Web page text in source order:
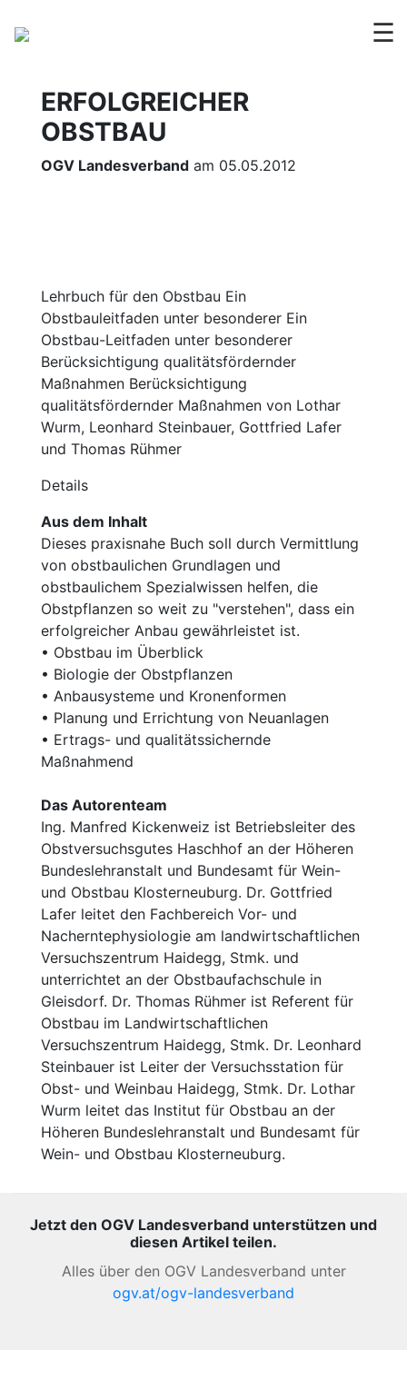
☰
ERFOLGREICHER
OBSTBAU
OGV Landesverband am 05.05.2012
Lehrbuch für den Obstbau Ein
Obstbauleitfaden unter besonderer Ein
Obstbau-Leitfaden unter besonderer
Berücksichtigung qualitätsfördernder
Maßnahmen Berücksichtigung
qualitätsfördernder Maßnahmen von Lothar
Wurm, Leonhard Steinbauer, Gottfried Lafer
und Thomas Rühmer
Details
Aus dem Inhalt
Dieses praxisnahe Buch soll durch Vermittlung
von obstbaulichen Grundlagen und
obstbaulichem Spezialwissen helfen, die
Obstpflanzen so weit zu "verstehen", dass ein
erfolgreicher Anbau gewährleistet ist.
• Obstbau im Überblick
• Biologie der Obstpflanzen
• Anbausysteme und Kronenformen
• Planung und Errichtung von Neuanlagen
• Ertrags- und qualitätssichernde
Maßnahmend
Das Autorenteam
Ing. Manfred Kickenweiz ist Betriebsleiter des
Obstversuchsgutes Haschhof an der Höheren
Bundeslehranstalt und Bundesamt für Wein-
und Obstbau Klosterneuburg. Dr. Gottfried
Lafer leitet den Fachbereich Vor- und
Nacherntephysiologie am landwirtschaftlichen
Versuchszentrum Haidegg, Stmk. und
unterrichtet an der Obstbaufachschule in
Gleisdorf. Dr. Thomas Rühmer ist Referent für
Obstbau im Landwirtschaftlichen
Versuchszentrum Haidegg, Stmk. Dr. Leonhard
Steinbauer ist Leiter der Versuchsstation für
Obst- und Weinbau Haidegg, Stmk. Dr. Lothar
Wurm leitet das Institut für Obstbau an der
Höheren Bundeslehranstalt und Bundesamt für
Wein- und Obstbau Klosterneuburg.
Jetzt den OGV Landesverband unterstützen und
diesen Artikel teilen.
Alles über den OGV Landesverband unter
ogv.at/ogv-landesverband